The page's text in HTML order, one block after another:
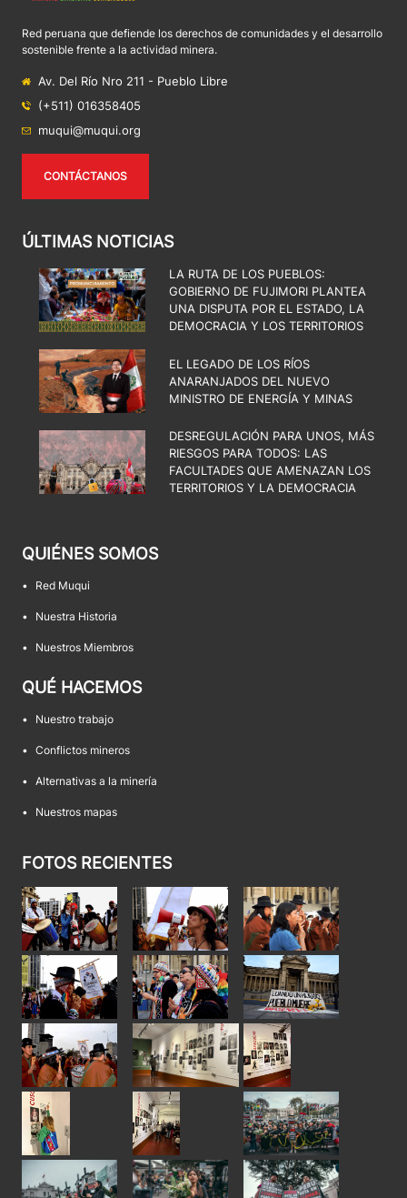
Red peruana que defiende los derechos de comunidades y el desarrollo
sostenible frente a la actividad minera.
Av. Del Río Nro 211 - Pueblo Libre
(+511) 016358405
muqui@muqui.org
CONTÁCTANOS
ÚLTIMAS NOTICIAS
LA RUTA DE LOS PUEBLOS:
GOBIERNO DE FUJIMORI PLANTEA
UNA DISPUTA POR EL ESTADO, LA
DEMOCRACIA Y LOS TERRITORIOS
EL LEGADO DE LOS RÍOS
ANARANJADOS DEL NUEVO
MINISTRO DE ENERGÍA Y MINAS
DESREGULACIÓN PARA UNOS, MÁS
RIESGOS PARA TODOS: LAS
FACULTADES QUE AMENAZAN LOS
TERRITORIOS Y LA DEMOCRACIA
QUIÉNES SOMOS
• Red Muqui
• Nuestra Historia
• Nuestros Miembros
QUÉ HACEMOS
• Nuestro trabajo
• Conflictos mineros
• Alternativas a la minería
• Nuestros mapas
FOTOS RECIENTES